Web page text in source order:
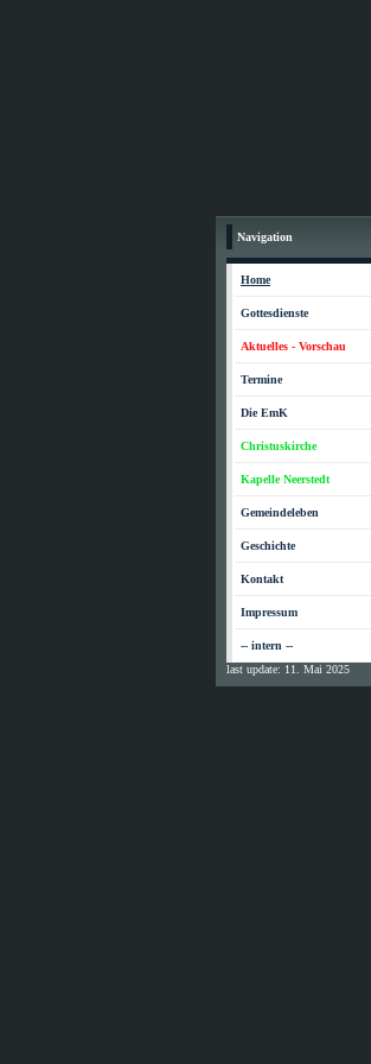
Navigation
Home
Gottesdienste
Aktuelles - Vorschau
Termine
Die EmK
Christuskirche
Kapelle Neerstedt
Gemeindeleben
Geschichte
Kontakt
Impressum
-- intern --
last update: 11. Mai 2025